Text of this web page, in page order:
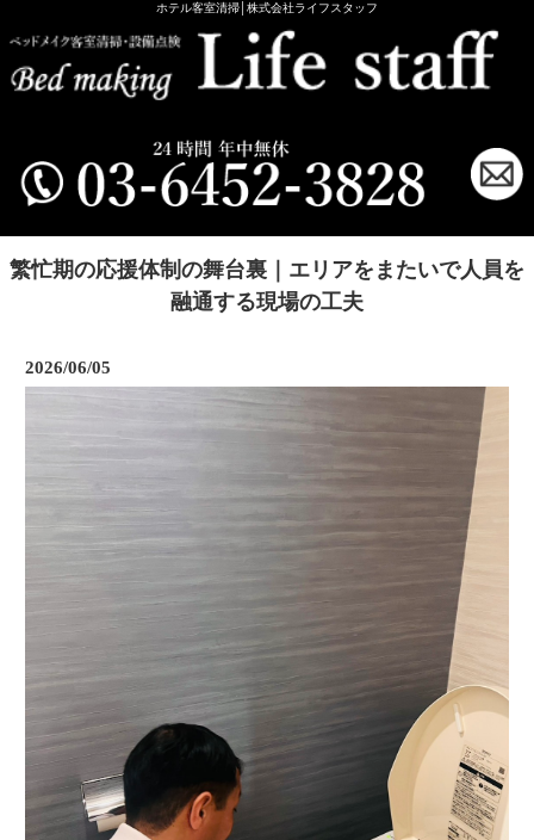
ホテル客室清掃│株式会社ライフスタッフ
繁忙期の応援体制の舞台裏｜エリアをまたいで人員を
融通する現場の工夫
2026/06/05